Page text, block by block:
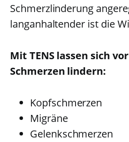
Schmerzlinderung
langanhaltender ist die
Mit TENS lassen sich
Schmerzen lindern:
Kopfschmerzen
Migräne
Gelenkschmerzen